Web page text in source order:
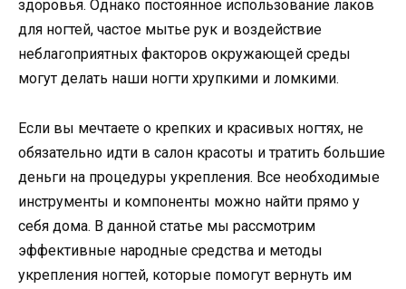
здоровья. Однако постоянное использование лаков
для ногтей, частое мытье рук и воздействие
неблагоприятных факторов окружающей среды
могут делать наши ногти хрупкими и ломкими.
Если вы мечтаете о крепких и красивых ногтях, не
обязательно идти в салон красоты и тратить большие
деньги на процедуры укрепления. Все необходимые
инструменты и компоненты можно найти прямо у
себя дома. В данной статье мы рассмотрим
эффективные народные средства и методы
укрепления ногтей, которые помогут вернуть им